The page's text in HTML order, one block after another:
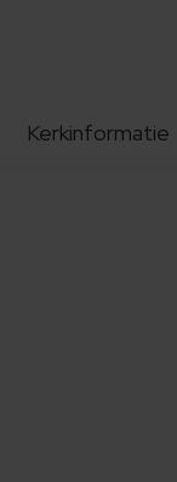
Kerkinformatie